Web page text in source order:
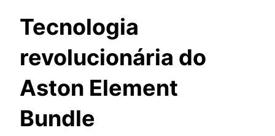
Tecnologia
revolucionária do
Aston Element
Bundle